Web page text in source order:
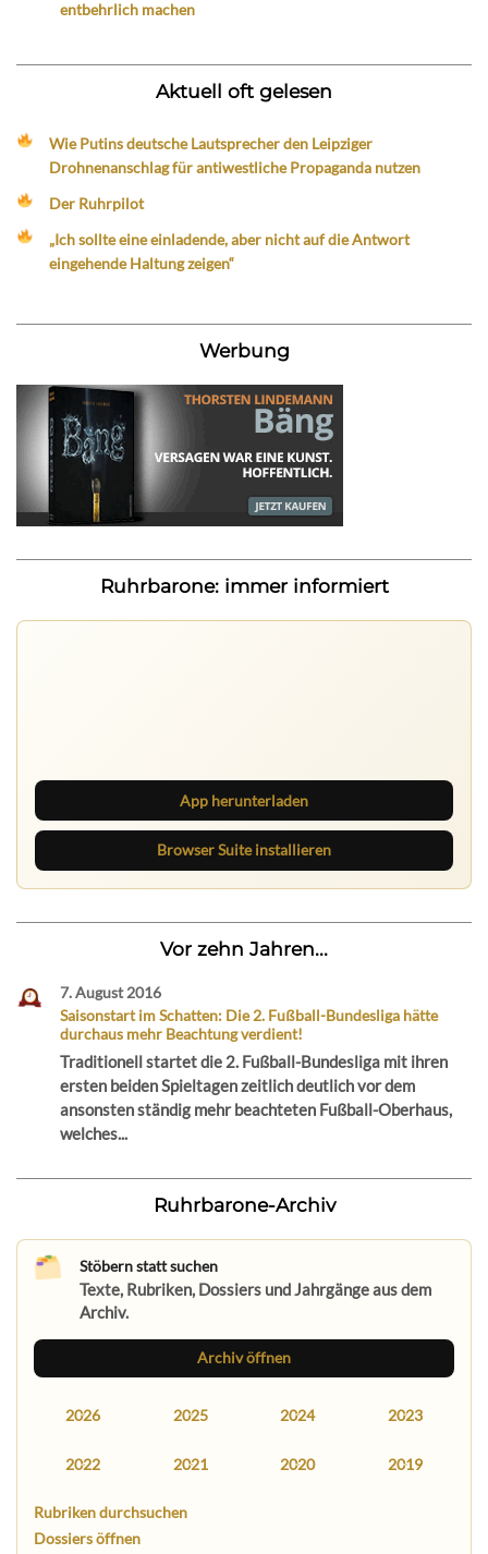
entbehrlich machen
Aktuell oft gelesen
Wie Putins deutsche Lautsprecher den Leipziger
Drohnenanschlag für antiwestliche Propaganda nutzen
Der Ruhrpilot
„Ich sollte eine einladende, aber nicht auf die Antwort
eingehende Haltung zeigen“
Werbung
Ruhrbarone: immer informiert
App herunterladen
Browser Suite installieren
Vor zehn Jahren...
7. August 2016
Saisonstart im Schatten: Die 2. Fußball-Bundesliga hätte
durchaus mehr Beachtung verdient!
Traditionell startet die 2. Fußball-Bundesliga mit ihren
ersten beiden Spieltagen zeitlich deutlich vor dem
ansonsten ständig mehr beachteten Fußball-Oberhaus,
welches...
Ruhrbarone-Archiv
Stöbern statt suchen
Texte, Rubriken, Dossiers und Jahrgänge aus dem
Archiv.
Archiv öffnen
2026 2025 2024 2023
2022 2021 2020 2019
Rubriken durchsuchen
Dossiers öffnen